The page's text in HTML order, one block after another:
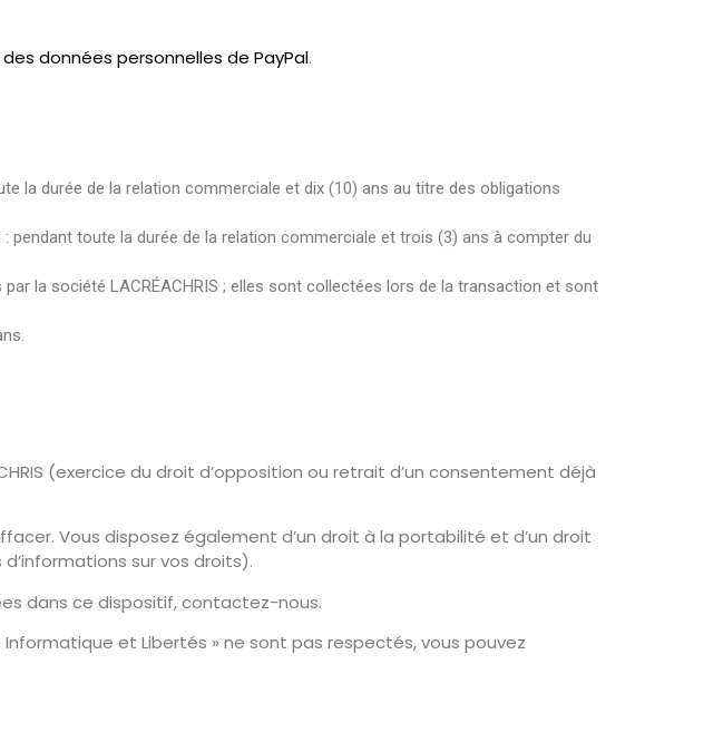
données personnelles de PayPal.
la durée de la relation commerciale et dix (10) ans au titre des obligations
toute la durée de la relation commerciale et trois (3) ans à compter du
la société LACRÉACHRIS ; elles sont collectées lors de la transaction et sont
(exercice du droit d’opposition ou retrait d’un consentement déjà
Vous disposez également d’un droit à la portabilité et d’un droit
sur vos droits).
dans ce dispositif, contactez-nous.
Informatique et Libertés » ne sont pas respectés, vous pouvez